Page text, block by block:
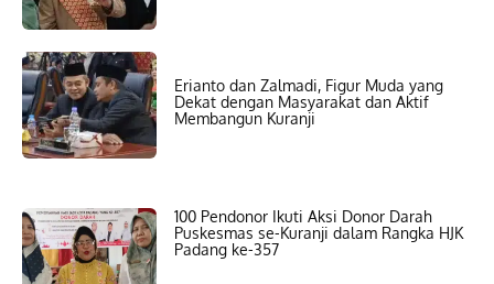
Erianto dan Zalmadi, Figur Muda yang
Dekat dengan Masyarakat dan Aktif
Membangun Kuranji
100 Pendonor Ikuti Aksi Donor Darah
Puskesmas se-Kuranji dalam Rangka HJK
Padang ke-357